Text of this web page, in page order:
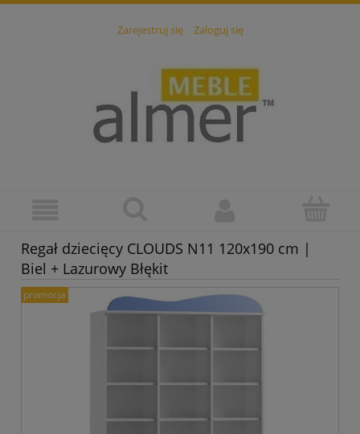
Zarejestruj się Zaloguj się
Regał dziecięcy CLOUDS N11 120x190 cm |
Biel + Lazurowy Błękit
promocja